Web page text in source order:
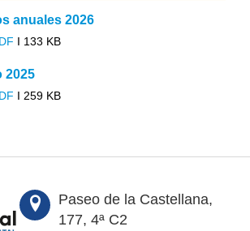
anuales 2026
I 133 KB
2025
I 259 KB
Paseo de la Castellana,
177, 4ª C2